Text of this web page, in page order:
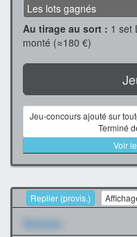
Les lots gagnés
Au tirage au sort : 1 set
monté (≈180 €)
Jeu-concours ajouté sur
Terminé
Voir
Replier (provis.)
Xxxxxxx